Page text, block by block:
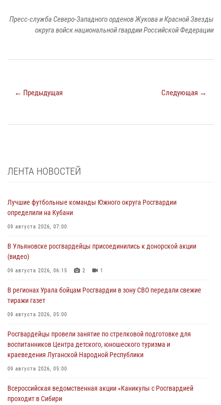
Пресс-служба Северо-Западного орденов Жукова и Красной Звезды
округа войск национальной гвардии Российской Федерации
← Предыдущая Следующая →
ЛЕНТА НОВОСТЕЙ
Лучшие футбольные команды Южного округа Росгвардии
определили на Кубани
09 августа 2026, 07:00
В Ульяновске росгвардейцы присоединились к донорской акции
(видео)
09 августа 2026, 06:15 2 1
В регионах Урала бойцам Росгвардии в зону СВО передали свежие
тиражи газет
09 августа 2026, 05:00
Росгвардейцы провели занятие по стрелковой подготовке для
воспитанников Центра детского, юношеского туризма и
краеведения Луганской Народной Республики
09 августа 2026, 05:00
Всероссийская ведомственная акции «Каникулы с Росгвардией
проходит в Сибири